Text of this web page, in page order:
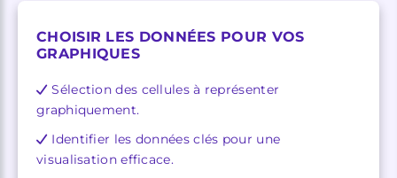
CHOISIR LES DONNÉES POUR VOS
GRAPHIQUES
Sélection des cellules à représenter
graphiquement.
Identifier les données clés pour une
visualisation efficace.